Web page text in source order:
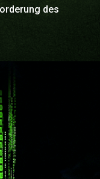
des